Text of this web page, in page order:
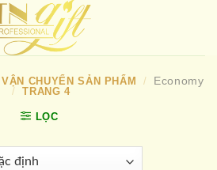
CHUYỂN SẢN PHẨM / Economy
/ TRANG 4
LỌC